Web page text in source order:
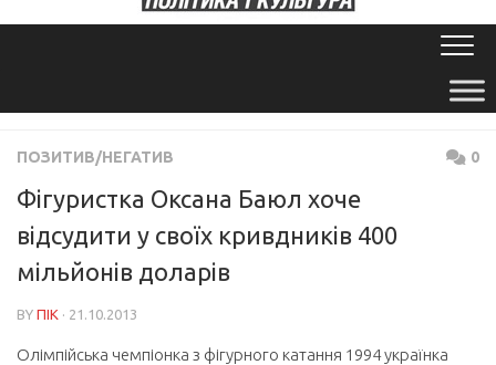
ПОЗИТИВ/НЕГАТИВ 0
Фігуристка Оксана Баюл хоче
відсудити у своїх кривдників 400
мільйонів доларів
BY ПІК · 21.10.2013
Олімпійська чемпіонка з фігурного катання 1994 українка